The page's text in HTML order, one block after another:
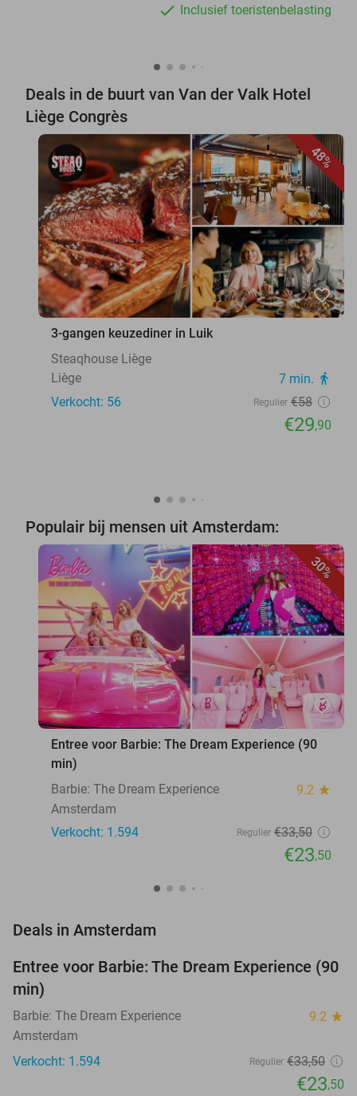
Inclusief toeristenbelasting
Deals in de buurt van Van der Valk Hotel
Liège Congrès
48%
favorite_border
3-gangen keuzediner in Luik
Steaqhouse Liège
Liège
7 min. directions_walk
Verkocht: 56 Regulier €58
€29,90
Populair bij mensen uit Amsterdam:
30%
favorite_border
Entree voor Barbie: The Dream Experience (90
min)
Barbie: The Dream Experience
9.2 star
Amsterdam
Verkocht: 1.594
Regulier €33,50
€23,50
Deals in Amsterdam
30%
Entree voor Barbie: The Dream Experience (90
min)
Barbie: The Dream Experience 9.2 star
Amsterdam
Verkocht: 1.594
Regulier €33,50
€23,50